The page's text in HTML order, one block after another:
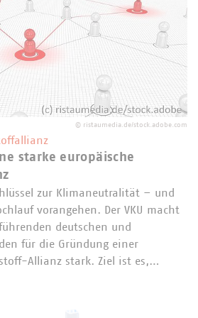
© ristaumedia.de/stock.adobe.com
starke europäische
zur Klimaneutralität – und
vorangehen. Der VKU macht
deutschen und
für die Gründung einer
Allianz stark. Ziel ist es,…